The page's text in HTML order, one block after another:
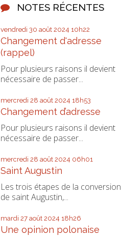
NOTES RÉCENTES
vendredi 30 août 2024 10h22
Changement d'adresse
(rappel)
Pour plusieurs raisons il devient
nécessaire de passer...
mercredi 28 août 2024 18h53
Changement d’adresse
Pour plusieurs raisons il devient
nécessaire de passer...
mercredi 28 août 2024 06h01
Saint Augustin
Les trois étapes de la conversion
de saint Augustin,...
mardi 27 août 2024 18h26
Une opinion polonaise